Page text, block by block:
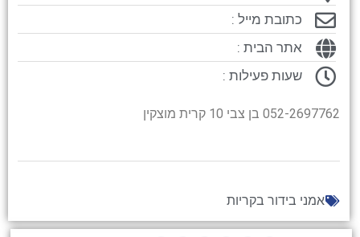
כתובת מייל :
אתר הבית :
שעות פעילות :
052-2697762 בן צבי 10 קרית מוצקין
אמני בידור בקריות